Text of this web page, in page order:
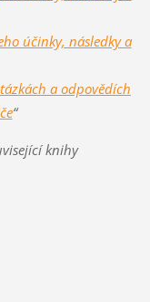
účinky, následky a
a odpovědích
“
knihy